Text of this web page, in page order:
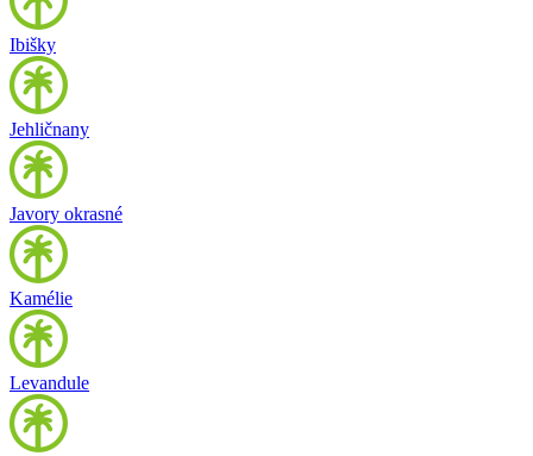
Ibišky
Jehličnany
Javory okrasné
Kamélie
Levandule